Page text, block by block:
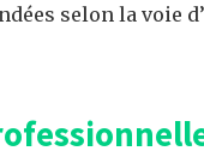
selon la voie